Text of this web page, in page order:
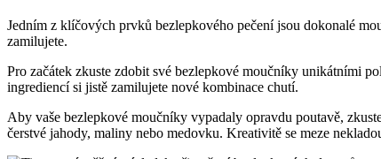
Jedním z klíčových prvků bezlepkového pečení ​jsou dokonalé⁣
zamilujete.
Pro začátek zkuste zdobit své bezlepkové moučníky unikátními
ingrediencí⁤ si ​jistě zamilujete nové kombinace chutí.
Aby vaše bezlepkové moučníky vypadaly opravdu poutavě,
čerstvé jahody, maliny nebo medovku. Kreativitě ⁤se​ meze